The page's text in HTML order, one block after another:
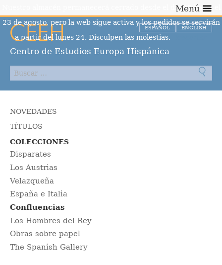
Centro de Estudios Europa Hispánica
ESPAÑOL ENGLISH
Menú
NOVEDADES
TÍTULOS
COLECCIONES
Disparates
Los Austrias
Velazqueña
España e Italia
Confluencias
Los Hombres del Rey
Obras sobre papel
The Spanish Gallery
Nuestro almacén permanecerá cerrado desde el día 10 hasta el
23 de agosto, pero la web sigue activa y los pedidos se servirán
a partir del lunes 24. Disculpen las molestias.